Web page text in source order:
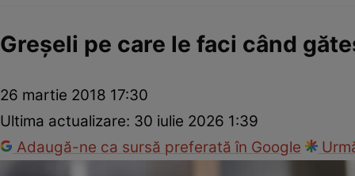
Greşeli pe care le faci când
26 martie 2018 17:30
Ultima actualizare: 30 iulie 2026 1:39
Adaugă-ne ca sursă preferată în Google